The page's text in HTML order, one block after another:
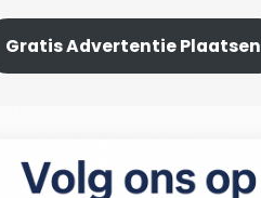
Gratis Advertentie Plaatsen